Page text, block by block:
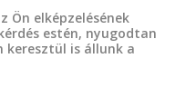
Ön elképzelésének
estén, nyugodtan
keresztül is állunk a